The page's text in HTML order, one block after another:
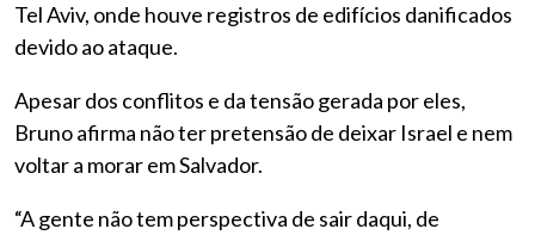
Tel Aviv, onde houve registros de edifícios danificados
devido ao ataque.
Apesar dos conflitos e da tensão gerada por eles,
Bruno afirma não ter pretensão de deixar Israel e nem
voltar a morar em Salvador.
“A gente não tem perspectiva de sair daqui, de